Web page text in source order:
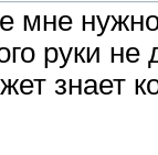
мне
руки
знает